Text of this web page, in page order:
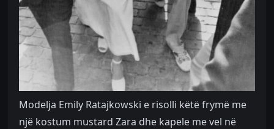
Modelja Emily Ratajkowski e risolli këtë frymë me
një kostum mustard Zara dhe kapele me vel në